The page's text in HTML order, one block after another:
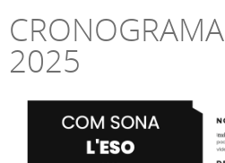
CRONOGRAMA
2025